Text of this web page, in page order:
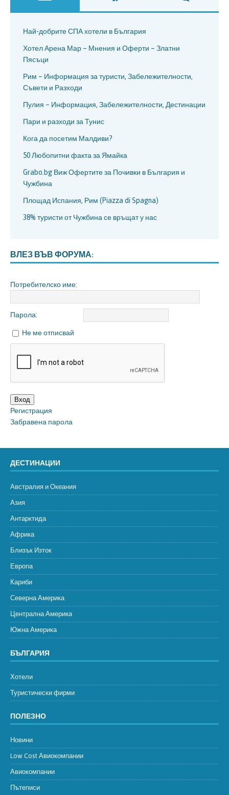
Най-добрите СПА хотели в България
Хотел Арена Мар – Мнения и Оферти – Златни
Пясъци
Рим – Информация за туристи, Забележителности,
Съвети и Разходи
Пулия – Информация, Забележителности, Дестинации
Пари и разходи за Тунис
Кога да посетим Малдиви?
50 Любопитни факта за Ямайка
Grabo.bg Виж Офертите за Почивки в България и
Чужбина
Площад Испания, Рим (Piazza di Spagna)
38% туристи от Чужбина се връщат у нас
ВЛЕЗ ВЪВ ФОРУМА:
Потребителско име:
Парола:
Не ме отписвай
Вход
Регистрация
Забравена парола
ДЕСТИНАЦИИ
Австралия и Океания
Азия
Антарктида
Африка
Близък Изток
Европа
Кариби
Северна Америка
Централна Америка
Южна Америка
БЪЛГАРИЯ
Хотели
Туристически фирми
ПОЛЕЗНО
Новини
Low Cost Авиокомпании
Авиокомпании
Пътеписи